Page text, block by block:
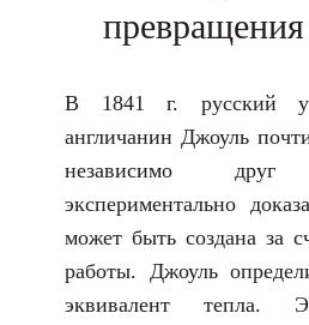
В 1841 г. русский
англичанин Джоуль
независимо
экспериментально
может быть создана за
работы. Джоуль
эквивалент